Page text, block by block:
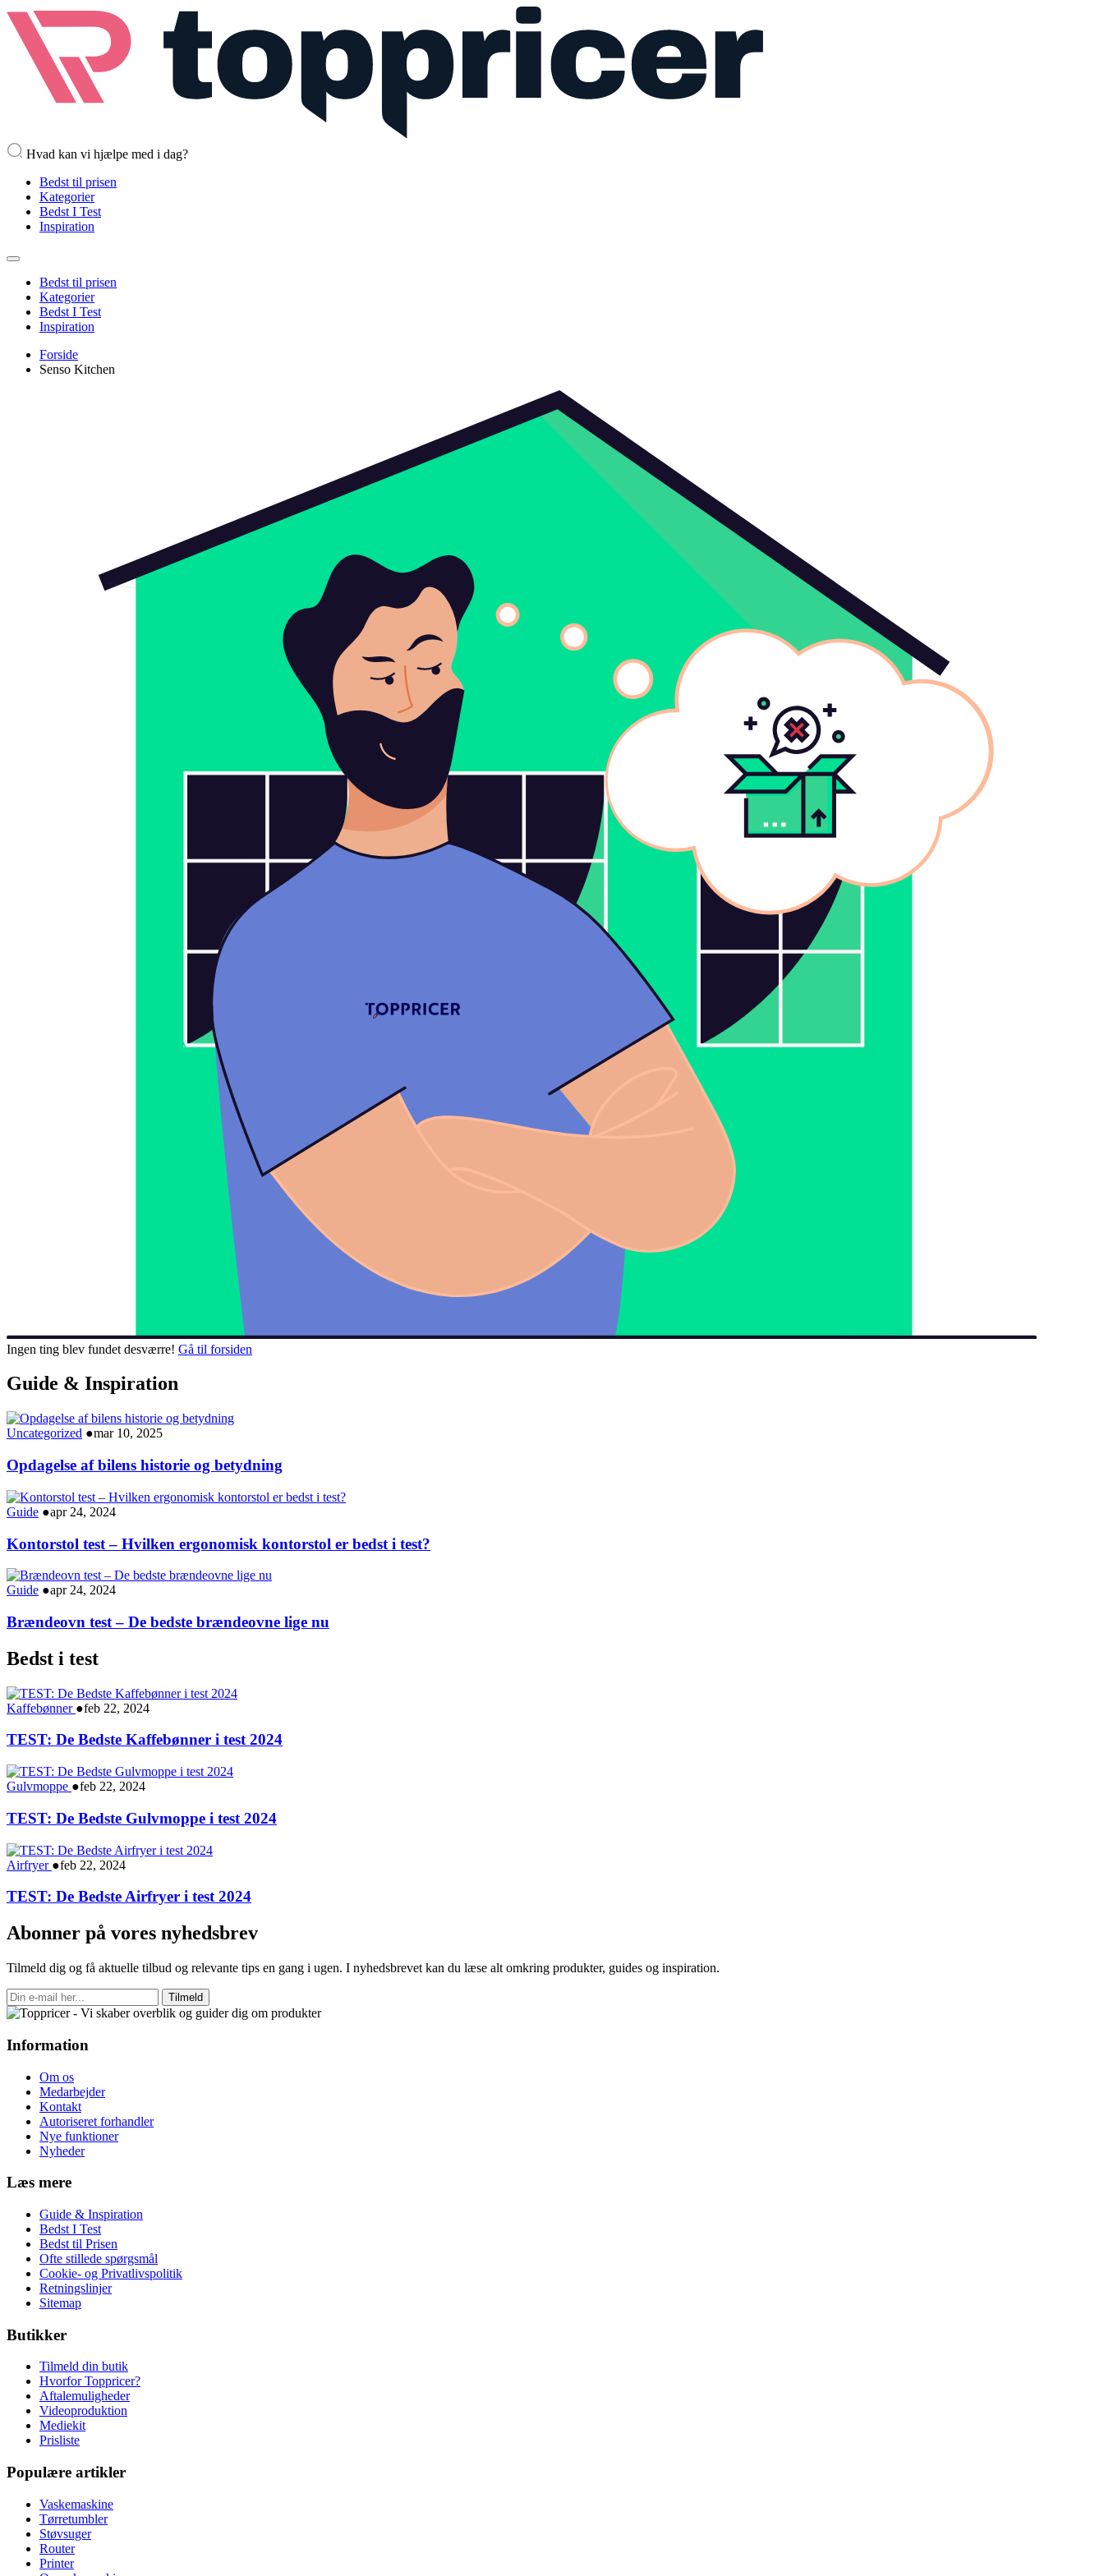
Hvad kan vi hjælpe med i dag?
Bedst til prisen
Kategorier
Bedst I Test
Inspiration
Bedst til prisen
Kategorier
Bedst I Test
Inspiration
Forside
Senso Kitchen
Ingen ting blev fundet desværre! Gå til forsiden
Guide & Inspiration
Uncategorized ●mar 10, 2025
Opdagelse af bilens historie og betydning
Guide ●apr 24, 2024
Kontorstol test – Hvilken ergonomisk kontorstol er bedst i test?
Guide ●apr 24, 2024
Brændeovn test – De bedste brændeovne lige nu
Bedst i test
Kaffebønner ●feb 22, 2024
TEST: De Bedste Kaffebønner i test 2024
Gulvmoppe ●feb 22, 2024
TEST: De Bedste Gulvmoppe i test 2024
Airfryer ●feb 22, 2024
TEST: De Bedste Airfryer i test 2024
Abonner på vores nyhedsbrev
Tilmeld dig og få aktuelle tilbud og relevante tips en gang i ugen. I nyhedsbrevet kan du læse alt omkring produkter, guides og inspiration.
Tilmeld
Information
Om os
Medarbejder
Kontakt
Autoriseret forhandler
Nye funktioner
Nyheder
Læs mere
Guide & Inspiration
Bedst I Test
Bedst til Prisen
Ofte stillede spørgsmål
Cookie- og Privatlivspolitik
Retningslinjer
Sitemap
Butikker
Tilmeld din butik
Hvorfor Toppricer?
Aftalemuligheder
Videoproduktion
Mediekit
Prisliste
Populære artikler
Vaskemaskine
Tørretumbler
Støvsuger
Router
Printer